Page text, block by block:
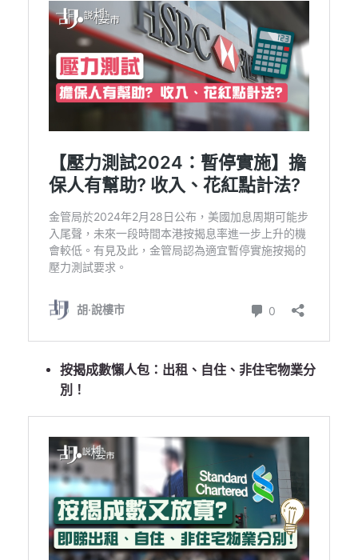
按揭成數懶人包：出租、自住、非住宅物業分
別！